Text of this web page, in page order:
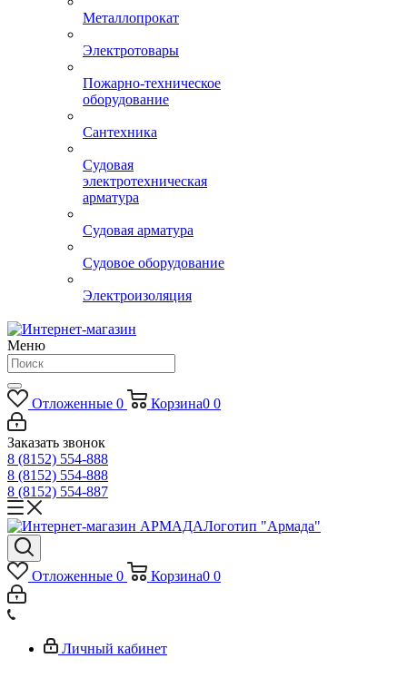
Металлопрокат
Электротовары
Пожарно-техническое
оборудование
Сантехника
Судовая
электротехническая
арматура
Судовая арматура
Судовое оборудование
Электроизоляция
Меню
Отложенные 0 Корзина0 0
Заказать звонок
8 (8152) 554-888
8 (8152) 554-888
8 (8152) 554-887
Логотип "Армада"
Отложенные 0 Корзина0 0
Личный кабинет